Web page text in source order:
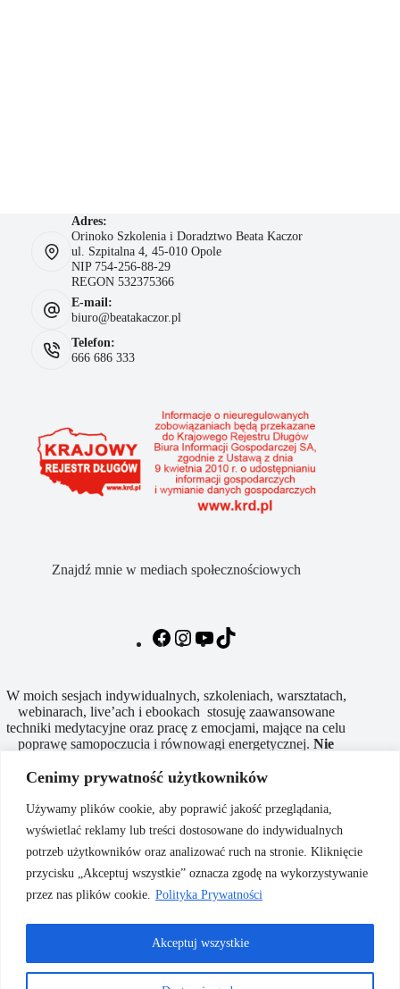
Cenimy prywatność użytkowników
Używamy plików cookie, aby poprawić jakość przeglądania,
wyświetlać reklamy lub treści dostosowane do indywidualnych
potrzeb użytkowników oraz analizować ruch na stronie. Kliknięcie
przycisku „Akceptuj wszystkie” oznacza zgodę na wykorzystywanie
przez nas plików cookie. Polityka Prywatności
Akceptuj wszystkie
Adres:
Orinoko Szkolenia i Doradztwo Beata Kaczor
ul. Szpitalna 4, 45-010 Opole
NIP 754-256-88-29
REGON 532375366
E-mail:
biuro@beatakaczor.pl
Telefon:
666 686 333
Znajdź mnie w mediach społecznościowych
W moich sesjach indywidualnych, szkoleniach, warsztatach,
webinarach, live’ach i ebookach stosuję zaawansowane
techniki medytacyjne oraz pracę z emocjami, mające na celu
poprawę samopoczucia i równowagi energetycznej.Nie
konwencjonalnej i nie mogą zastąpić opieki
Dodatkowe informacje
Regulamin sklepu
Regulamin sesji